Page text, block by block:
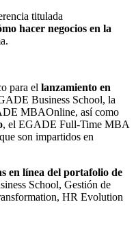
titulada
hacer negocios en la
para el lanzamiento en
Business School, la
MBAOnline, así como
, el EGADE Full-Time MBA
son impartidos en
en línea del portafolio de
School, Gestión de
HR Evolution